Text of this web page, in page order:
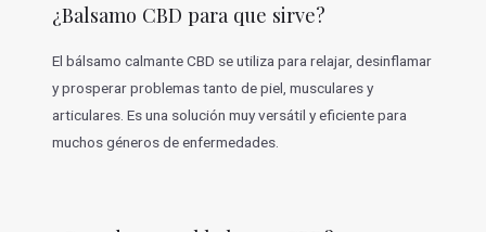
i
o
e
s
¿Balsamo CBD para que sirve?
El bálsamo calmante CBD se utiliza para relajar, desinflamar
y prosperar problemas tanto de piel, musculares y
articulares. Es una solución muy versátil y eficiente para
muchos géneros de enfermedades.